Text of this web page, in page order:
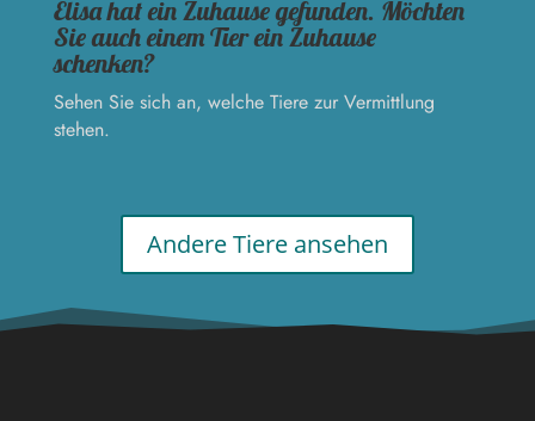
Elisa hat ein Zuhause gefunden. Möchten
Sie auch einem Tier ein Zuhause
schenken?
Sehen Sie sich an, welche Tiere zur Vermittlung
stehen.
Andere Tiere ansehen